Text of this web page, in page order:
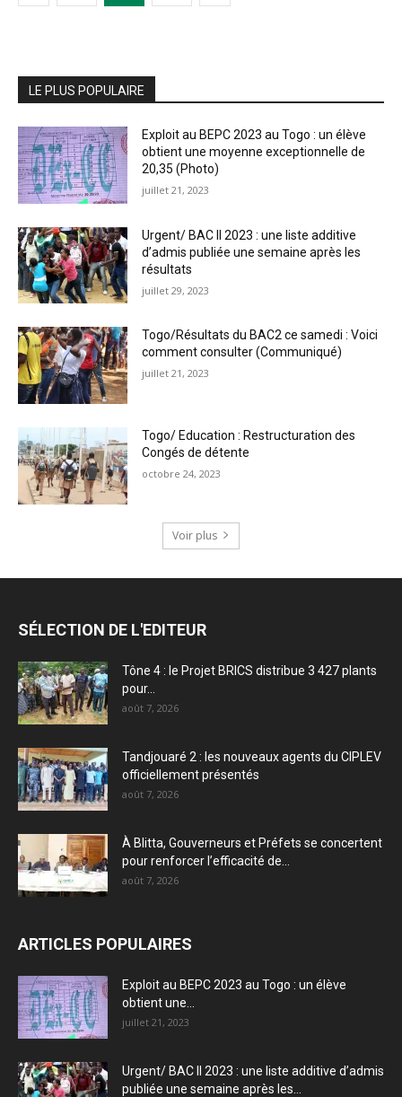
LE PLUS POPULAIRE
Exploit au BEPC 2023 au Togo : un élève
obtient une moyenne exceptionnelle de
20,35 (Photo)
juillet 21, 2023
Urgent/ BAC II 2023 : une liste additive
d’admis publiée une semaine après les
résultats
juillet 29, 2023
Togo/Résultats du BAC2 ce samedi : Voici
comment consulter (Communiqué)
juillet 21, 2023
Togo/ Education : Restructuration des
Congés de détente
octobre 24, 2023
Voir plus
SÉLECTION DE L'EDITEUR
Tône 4 : le Projet BRICS distribue 3 427 plants
pour...
août 7, 2026
Tandjouaré 2 : les nouveaux agents du CIPLEV
officiellement présentés
août 7, 2026
À Blitta, Gouverneurs et Préfets se concertent
pour renforcer l’efficacité de...
août 7, 2026
ARTICLES POPULAIRES
Exploit au BEPC 2023 au Togo : un élève
obtient une...
juillet 21, 2023
Urgent/ BAC II 2023 : une liste additive d’admis
publiée une semaine après les...